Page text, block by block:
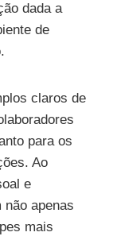
dada a
de
claros de
para os
Ao
e
apenas
mais